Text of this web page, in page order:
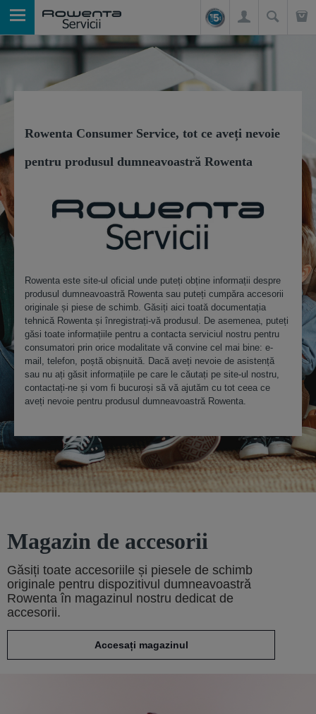
Rowenta Consumer Service, tot ce aveți nevoie
pentru produsul dumneavoastră Rowenta
Rowenta este site-ul oficial unde puteți obține informații despre
produsul dumneavoastră Rowenta sau puteți cumpăra accesorii
originale și piese de schimb. Găsiți aici toată documentația
tehnică Rowenta și înregistrați-vă produsul. De asemenea, puteți
găsi toate informațiile pentru a contacta serviciul nostru pentru
consumatori prin orice modalitate vă convine cel mai bine: e-
mail, telefon, poștă obișnuită. Dacă aveți nevoie de asistență
sau nu ați găsit informațiile pe care le căutați pe site-ul nostru,
contactați-ne și vom fi bucuroși să vă ajutăm cu tot ceea ce
aveți nevoie pentru produsul dumneavoastră Rowenta.
Magazin de accesorii
Găsiți toate accesoriile și piesele de schimb
originale pentru dispozitivul dumneavoastră
Rowenta în magazinul nostru dedicat de
accesorii.
Accesați magazinul